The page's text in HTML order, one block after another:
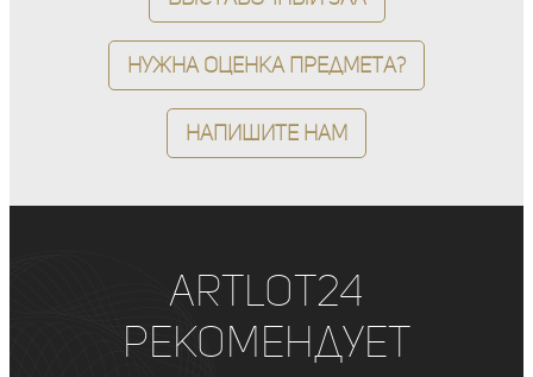
Нужна оценка предмета?
Напишите нам
ArtLot24
рекомендует